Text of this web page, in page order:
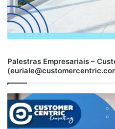
Palestras Empresariais –